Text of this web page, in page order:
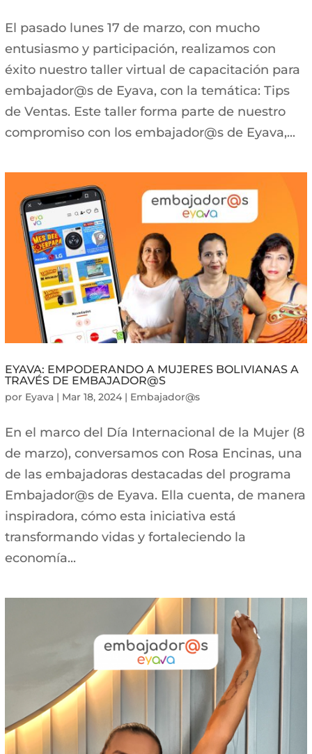
El pasado lunes 17 de marzo, con mucho
entusiasmo y participación, realizamos con
éxito nuestro taller virtual de capacitación para
embajador@s de Eyava, con la temática: Tips
de Ventas. Este taller forma parte de nuestro
compromiso con los embajador@s de Eyava,...
EYAVA: EMPODERANDO A MUJERES BOLIVIANAS A
TRAVÉS DE EMBAJADOR@S
por Eyava| Mar 18, 2024| Embajador@s
En el marco del Día Internacional de la Mujer (8
de marzo), conversamos con Rosa Encinas, una
de las embajadoras destacadas del programa
Embajador@s de Eyava. Ella cuenta, de manera
inspiradora, cómo esta iniciativa está
transformando vidas y fortaleciendo la
economía...